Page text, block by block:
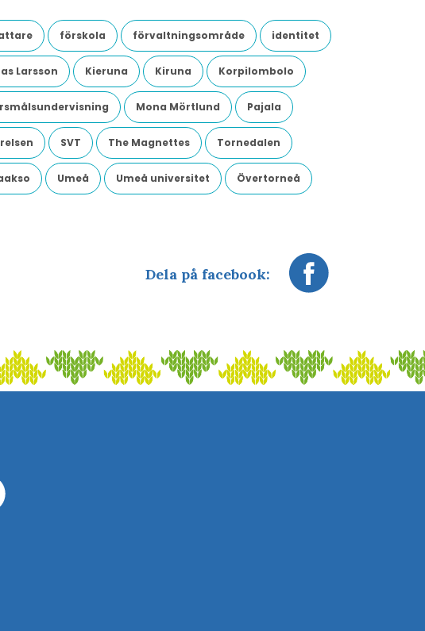
förskola förvaltningsområde identitet
Larsson Kieruna Kiruna Korpilombolo
Mona Mörtlund Pajala
SVT The Magnettes Tornedalen
Umeå Umeå universitet Övertorneå
Dela på facebook: